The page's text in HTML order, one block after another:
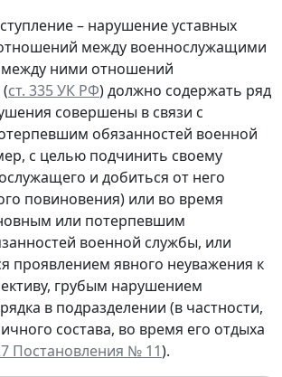
– нарушение уставных
между военнослужащими
между ними отношений
ст. 335 УК РФ) должно содержать ряд
совершены в связи с
обязанностей военной
с целью подчинить своему
и добиться от него
повиновения) или во время
или потерпевшим
военной службы, или
проявлением явного неуважения к
грубым нарушением
в подразделении (в частности,
состава, во время его отдыха
Постановления № 11).